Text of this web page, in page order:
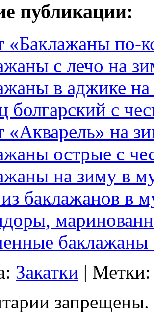
публикации:
«Баклажаны по-
с лечо на
в аджике
болгарский с
«Акварель» на
острые с
на зиму в
баклажанов в
Закатки |
запрещены.